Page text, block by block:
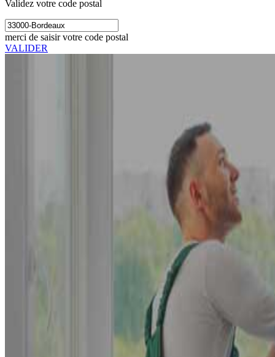
Validez votre code postal
merci de saisir votre code postal
VALIDER